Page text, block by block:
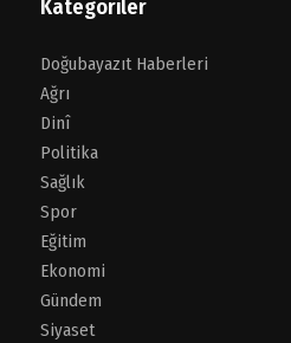
Kategoriler
Doğubayazıt Haberleri
Ağrı
Dinî
Politika
Sağlık
Spor
Eğitim
Ekonomi
Gündem
Siyaset